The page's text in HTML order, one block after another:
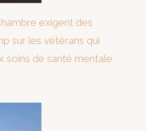
exigent des
sur les vétérans qui
soins de santé mentale